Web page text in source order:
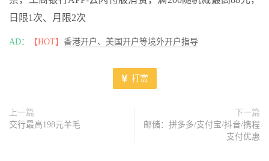
日限1次、月限2次
AD： 【HOT】 香港开户、美国开户等境外开户指导
打赏
上一篇
交行最高198元羊毛
下一篇
邮储：拼多多/支付宝/抖音/携程
支付优惠